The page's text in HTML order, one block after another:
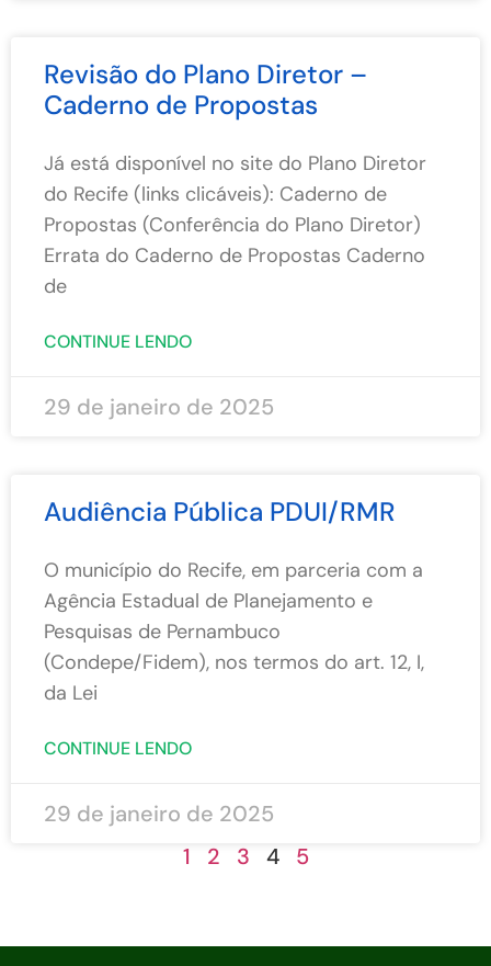
Revisão do Plano Diretor –
Caderno de Propostas
Já está disponível no site do Plano Diretor
do Recife (links clicáveis): Caderno de
Propostas (Conferência do Plano Diretor)
Errata do Caderno de Propostas Caderno
de
CONTINUE LENDO
29 de janeiro de 2025
Audiência Pública PDUI/RMR
O município do Recife, em parceria com a
Agência Estadual de Planejamento e
Pesquisas de Pernambuco
(Condepe/Fidem), nos termos do art. 12, I,
da Lei
CONTINUE LENDO
29 de janeiro de 2025
1
2 3 4 5